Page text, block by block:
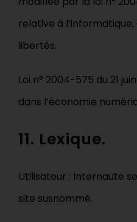
relative à
libertés.
Loi n° 2004-575 du 21
dans l’économie
11. Lexique.
Utilisateur : Internaute
site susnommé.